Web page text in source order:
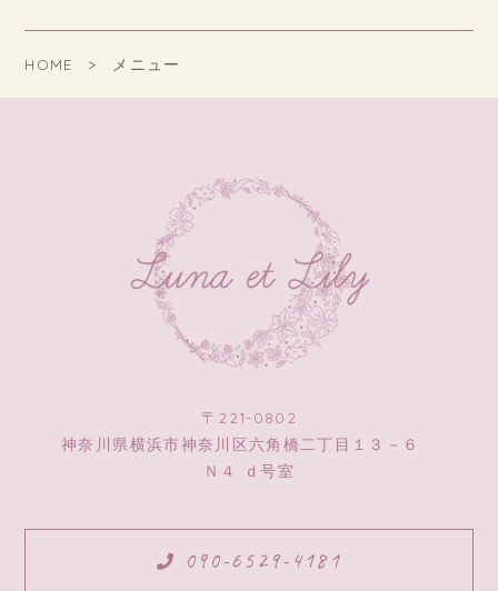
HOME メニュー
〒221-0802
神奈川県横浜市神奈川区六角橋二丁目１３－６
Ｎ４ ｄ号室
090-6529-4181